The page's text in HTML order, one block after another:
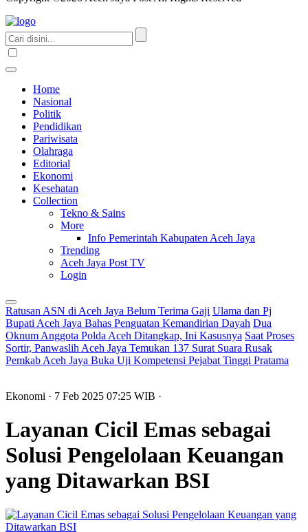
Home
Nasional
Politik
Pendidikan
Pariwisata
Olahraga
Editorial
Ekonomi
Kesehatan
Collection
Tekno & Sains
More
Info Pemerintah Kabupaten Aceh Jaya
Trending
Aceh Jaya Post TV
Login
Ratusan ASN di Aceh Jaya Belum Terima Gaji Ulama dan Pj
Bupati Aceh Jaya Bahas Penguatan Kemandirian Dayah Dua
Oknum Anggota Polda Aceh Ditangkap, Ini Kasusnya Saat Proses
Sortir, Panwaslih Aceh Jaya Temukan 137 Surat Suara Rusak
Pemkab Aceh Jaya Buka Uji Kompetensi Pejabat Tinggi Pratama
Ekonomi · 7 Feb 2025 07:25 WIB ·
Layanan Cicil Emas sebagai
Solusi Pengelolaan Keuangan
yang Ditawarkan BSI